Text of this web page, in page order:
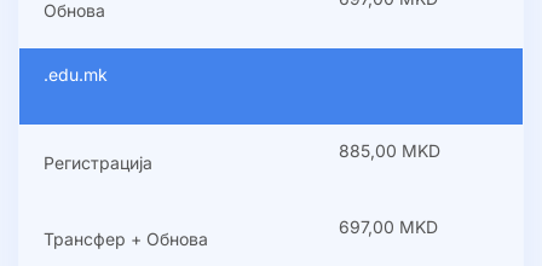
Обнова
.edu.mk
Регистрација
885,00 MKD
Трансфер + Обнова
697,00 MKD